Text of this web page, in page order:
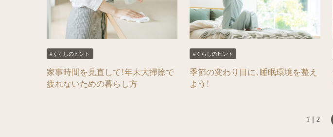
#くらしのヒント
家事時間を見直して！年末大掃除で
疲れないための暮らし方
#くらしのヒント
季節の変わり目に、睡眠環境を整え
よう！
1｜2